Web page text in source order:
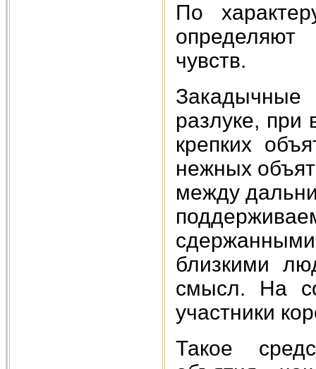
По
чувств.
разлуке, при
крепких
нежных
между
близкими
смысл. На
участники
Такое